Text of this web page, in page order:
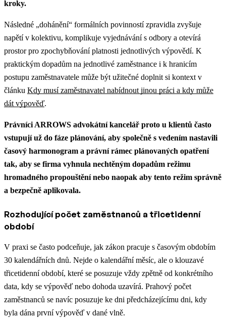
kroky.
Následné „dohánění“ formálních povinností zpravidla zvyšuje
napětí v kolektivu, komplikuje vyjednávání s odbory a otevírá
prostor pro zpochybňování platnosti jednotlivých výpovědí. K
praktickým dopadům na jednotlivé zaměstnance i k hranicím
postupu zaměstnavatele může být užitečné doplnit si kontext v
článku Kdy musí zaměstnavatel nabídnout jinou práci a kdy může
dát výpověď.
Právníci ARROWS advokátní kancelář proto u klientů často
vstupují už do fáze plánování, aby společně s vedením nastavili
časový harmonogram a právní rámec plánovaných opatření
tak, aby se firma vyhnula nechtěným dopadům režimu
hromadného propouštění nebo naopak aby tento režim správně
a bezpečně aplikovala.
Rozhodující počet zaměstnanců a třicetidenní
období
V praxi se často podceňuje, jak zákon pracuje s časovým obdobím
30 kalendářních dnů. Nejde o kalendářní měsíc, ale o klouzavé
třicetidenní období, které se posuzuje vždy zpětně od konkrétního
data, kdy se výpověď nebo dohoda uzavírá. Prahový počet
zaměstnanců se navíc posuzuje ke dni předcházejícímu dni, kdy
byla dána první výpověď v dané vlně.